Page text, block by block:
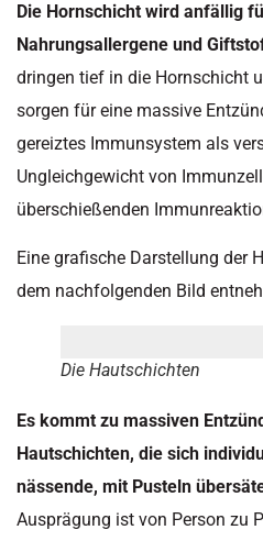
Die Hornschicht wird anfällig
Nahrungsallergene und
dringen tief in die Hornschicht
sorgen für eine massive
gereiztes Immunsystem als
Ungleichgewicht von
überschießenden
Eine grafische Darstellung der
dem nachfolgenden Bild
Die Hautschichten
Es kommt zu massiven
Hautschichten, die sich
nässende, mit Pusteln
Ausprägung ist von Person zu